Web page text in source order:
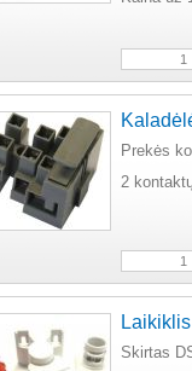
Prekės
2
Skirtas